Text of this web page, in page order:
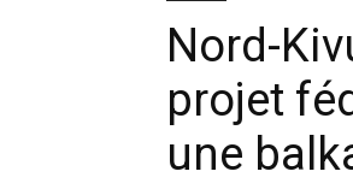
Nord-
projet
une